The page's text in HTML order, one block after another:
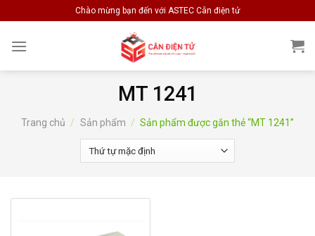
to
content
Chào mừng bạn đến với ASTEC Cân điện tử
MT 1241
Trang chủ / Sản phẩm / Sản phẩm được gắn thẻ “MT 1241”